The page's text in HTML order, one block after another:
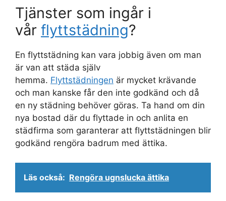
Tjänster som ingår i
vår flyttstädning?
En flyttstädning kan vara jobbig även om man
är van att städa själv
hemma. Flyttstädningen är mycket krävande
och man kanske får den inte godkänd och då
en ny städning behöver göras. Ta hand om din
nya bostad där du flyttade in och anlita en
städfirma som garanterar att flyttstädningen blir
godkänd rengöra badrum med ättika.
Läs också: Rengöra ugnslucka ättika